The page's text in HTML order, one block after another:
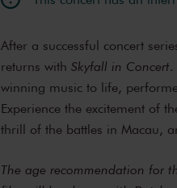
After a successful concert
returns withSkyfall in Concert
winning music to life,
Experience the excitement of
thrill of the battles in Macau,
The age recommendation for